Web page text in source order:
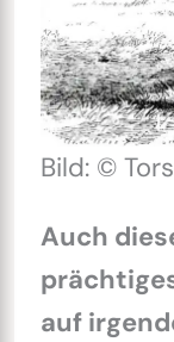
Bild: ©
Auch
auf